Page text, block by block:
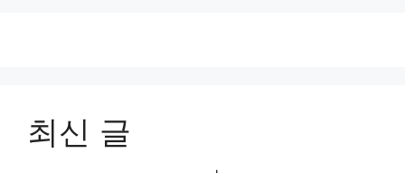
최신 글